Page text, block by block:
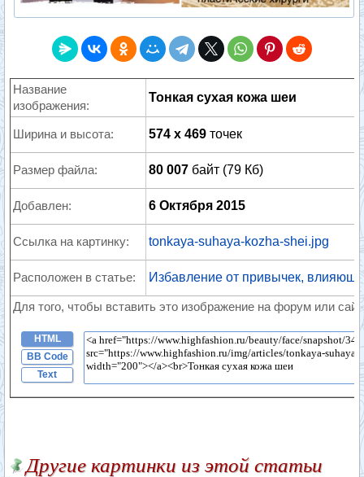
Название
изображения:
Тонкая сухая кожа шеи
Ширина и высота: 574 x 469 точек
Размер файла: 80 007 байт (79 Кб)
Добавлен: 6 Октября 2015
Ссылка на картинку: tonkaya-suhaya-kozha-shei.jpg
Расположен в статье: Избавление от привычек,
Для того, чтобы вставить это изображение на форум или
HTML
BB Code
Text
Другие картинки из этой статьи